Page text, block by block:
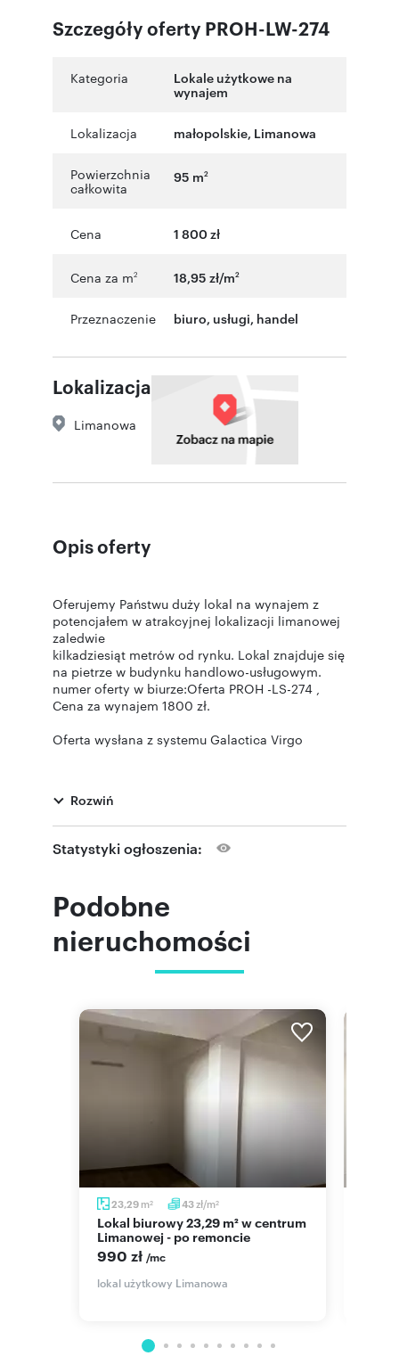
Szczegóły oferty PROH-LW-274
Kategoria
Lokale użytkowe na
wynajem
Lokalizacja małopolskie, Limanowa
Powierzchnia
całkowita
95 m2
Cena 1 800 zł
Cena za m2 18,95 zł/m2
Przeznaczenie biuro, usługi, handel
Lokalizacja
Limanowa
Opis oferty
Oferujemy Państwu duży lokal na wynajem z
potencjałem w atrakcyjnej lokalizacji limanowej
zaledwie
kilkadziesiąt metrów od rynku. Lokal znajduje się
na pietrze w budynku handlowo-usługowym.
numer oferty w biurze:Oferta PROH -LS-274 ,
Cena za wynajem 1800 zł.
Oferta wysłana z systemu Galactica Virgo
Numer oferty: PROH-LW-274
Rozwiń
Statystyki ogłoszenia:
Podobne
nieruchomości
23,29 m2 43zł/m2
Lokal biurowy 23,29 m² w centrum
Limanowej - po remoncie
990 zł /mc
lokal użytkowy Limanowa